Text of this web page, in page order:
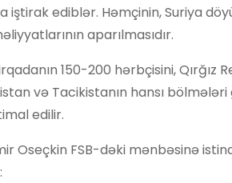
iştirak ediblər. Həmçinin, Suriya
aparılmasıdır.
150-200 hərbçisini, Qırğız
və Tacikistanın hansı
edilir.
Oseçkin FSB-dəki mənbəsinə